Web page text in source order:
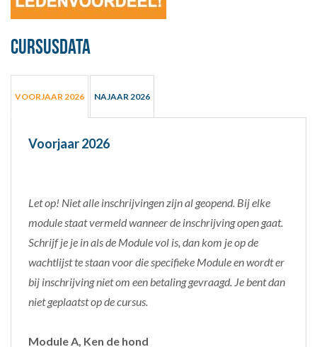
Cursusdata
VOORJAAR 2026 NAJAAR 2026
Voorjaar 2026
Let op! Niet alle inschrijvingen zijn al geopend. Bij elke
module staat vermeld wanneer de inschrijving open gaat.
Schrijf je je in als de Module vol is, dan kom je op de
wachtlijst te staan voor die specifieke Module en wordt er
bij inschrijving niet om een betaling gevraagd. Je bent dan
niet geplaatst op de cursus.
Module A, Ken de hond